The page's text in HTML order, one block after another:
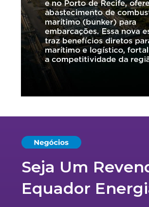
Seja Um
Equador